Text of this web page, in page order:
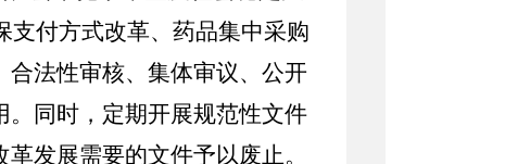
支付方式改革、药品集中采购
法性审核、集体审议、公开
同时，定期开展规范性文件
发展需要的文件予以废止。